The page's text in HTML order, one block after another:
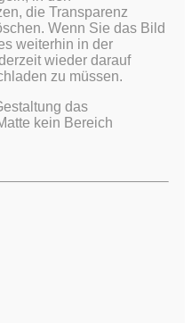
die Transparenz
Wenn Sie das Bild
weiterhin in der
wieder darauf
zu müssen.
das
kein Bereich